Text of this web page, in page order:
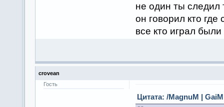
не один ты следил
он говорил кто где
все кто играл
crovean
Гость
Цитата: /MagnuM |